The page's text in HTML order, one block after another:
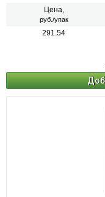
Цена,
руб./упак
291.54